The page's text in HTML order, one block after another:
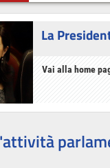
La
Vai alla home